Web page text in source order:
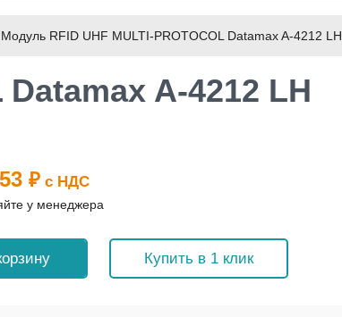
Модуль RFID UHF MULTI-PROTOCOL Datamax A-4212 LH
A-4212 LH
₽ с НДС
у менеджера
Купить в 1 клик